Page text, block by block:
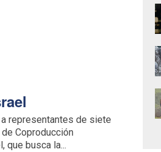
representantes de siete
Coproducción
que busca la...